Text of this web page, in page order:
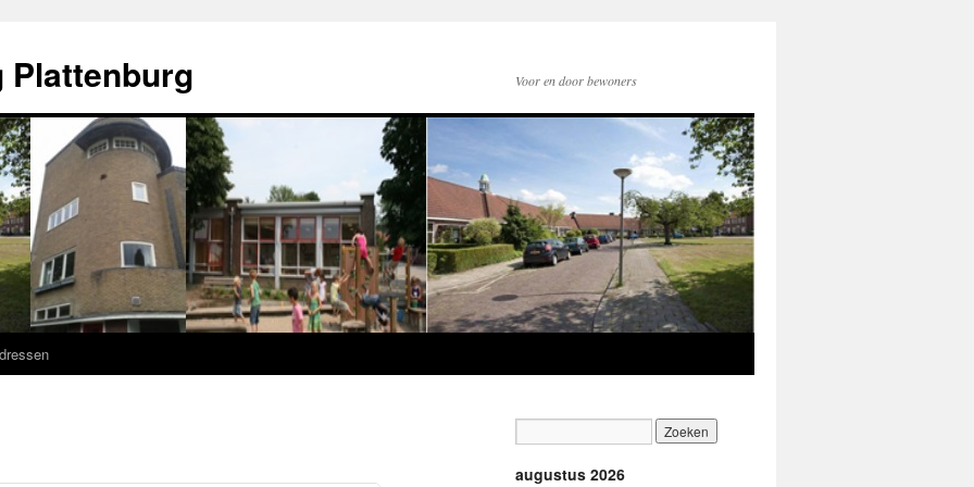
Plattenburg Voor en door bewoners
augustus 2026